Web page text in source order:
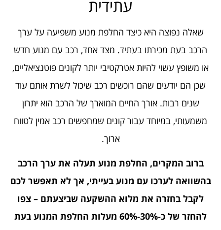
עתידית
שאלה נפוצה היא כיצד החלפת מנוע משפיעה על ערך
הרכב בעת מכירתו בעתיד. מצד אחד, רכב עם מנוע חדש
או משופץ עשוי להיות אטרקטיבי יותר לקונים פוטנציאליים,
שכן הם יודעים שהם רוכשים רכב שיכול לשרת אותם עוד
שנים רבות. אורך החיים המוארך של הרכב הוא יתרון
משמעותי, במיוחד עבור קונים שמחפשים רכב אמין לטווח
ארוך.
ברוב המקרים, החלפת מנוע תעלה את ערך הרכב
בהשוואה לערכו עם מנוע בעייתי, אך לא תאפשר לכם
לקבל בחזרה את מלוא ההשקעה שביצעתם – צפו
להחזר של כ-30%-60% מעלות החלפת המנוע בעת